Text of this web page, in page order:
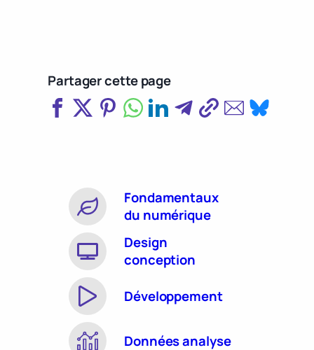
Partager cette page
Fondamentaux
du numérique
Design
conception
Développement
Données analyse